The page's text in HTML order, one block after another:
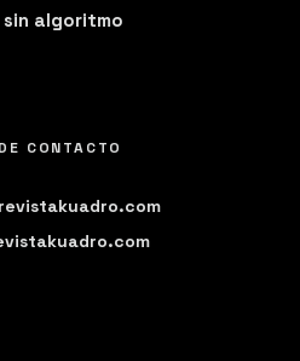
sin algoritmo
CONTACTO